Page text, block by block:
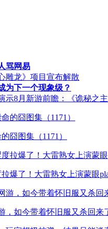
骂网易
雕龙》项目宣布解散
为下一个现象级？
示8月新游前瞻：《诡秘之
囧图集（1171）
爆了！大雷熟女上演蒙眼
，如今带着怀旧服又杀回来